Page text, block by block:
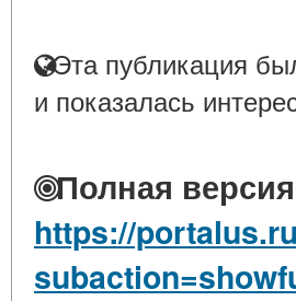
Эта публикация
и показалась
Полная
https://